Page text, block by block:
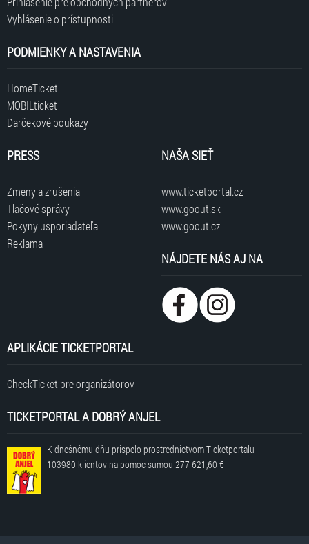
Vyhlásenie o prístupnosti
PODMIENKY A NASTAVENIA
HomeTicket
MOBILticket
Darčekové poukazy
PRESS
Zmeny a zrušenia
Tlačové správy
Pokyny usporiadateľa
Reklama
NAŠA SIEŤ
www.ticketportal.cz
www.goout.sk
www.goout.cz
NÁJDETE NÁS AJ NA
APLIKÁCIE TICKETPORTAL
CheckTicket pre organizátorov
TICKETPORTAL A DOBRÝ ANJEL
K dnešnému dňu prispelo prostredníctvom Ticketportalu
103980 klientov na pomoc sumou 277 621,60 €